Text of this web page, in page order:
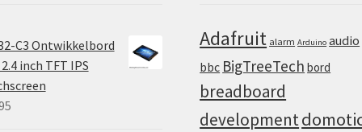
C3 Ontwikkelbord
inch TFT IPS
Adafruit alarm Arduino audio
bbc BigTreeTech bord
breadboard
development